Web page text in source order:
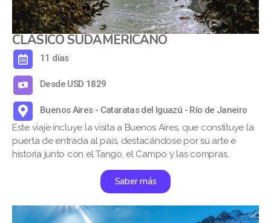
CLÁSICO SUDAMERICANO
11 días
Desde USD 1829
Buenos Aires - Cataratas del Iguazú - Río de Janeiro
Este viaje incluye la visita a Buenos Aires, que constituye la
puerta de entrada al país, destacándose por su arte e
historia junto con el Tango, el Campo y las compras.
Saber más